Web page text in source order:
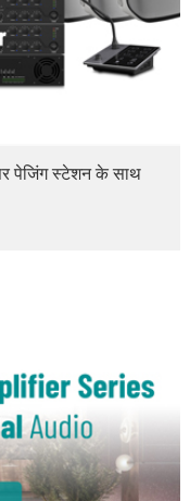
पेजिंग स्टेशन के साथ